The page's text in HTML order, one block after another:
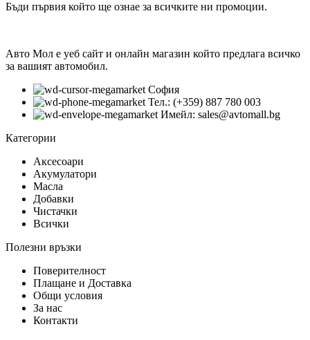
Бъди първия който ще ознае за всичките ни промоции.
Авто Мол е уеб сайт и онлайн магазин който предлага всичко
за вашият автомобил.
София
Тел.: (+359) 887 780 003
Имейл: sales@avtomall.bg
Категории
Аксесоари
Акумулатори
Масла
Добавки
Чистачки
Всички
Полезни връзки
Поверителност
Плащане и Доставка
Общи условия
За нас
Контакти